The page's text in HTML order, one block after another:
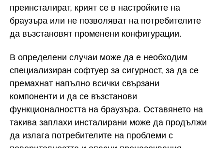
преинсталират, крият се в настройките на
браузъра или не позволяват на потребителите
да възстановят променени конфигурации.
В определени случаи може да е необходим
специализиран софтуер за сигурност, за да се
премахнат напълно всички свързани
компоненти и да се възстанови
функционалността на браузъра. Оставянето на
такива заплахи инсталирани може да продължи
да излага потребителите на проблеми с